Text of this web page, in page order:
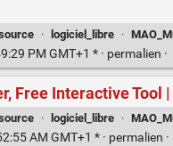
· logiciel_libre ·
PM GMT+1 * · permalien ·
Free Interactive Tool
· logiciel_libre ·
AM GMT+1 * · permalien ·